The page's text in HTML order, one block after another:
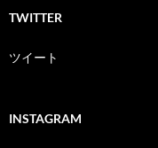
TWITTER
ツイート
INSTAGRAM